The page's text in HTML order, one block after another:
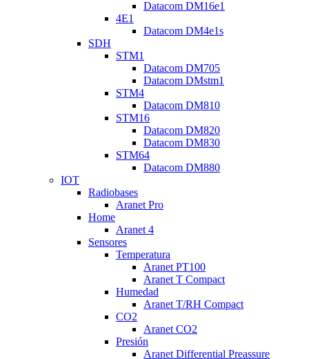
Datacom DM16e1
4E1
Datacom DM4e1s
SDH
STM1
Datacom DM705
Datacom DMstm1
STM4
Datacom DM810
STM16
Datacom DM820
Datacom DM830
STM64
Datacom DM880
IOT
Radiobases
Aranet Pro
Home
Aranet 4
Sensores
Temperatura
Aranet PT100
Aranet T Compact
Humedad
Aranet T/RH Compact
CO2
Aranet CO2
Presión
Aranet Differential Preassure